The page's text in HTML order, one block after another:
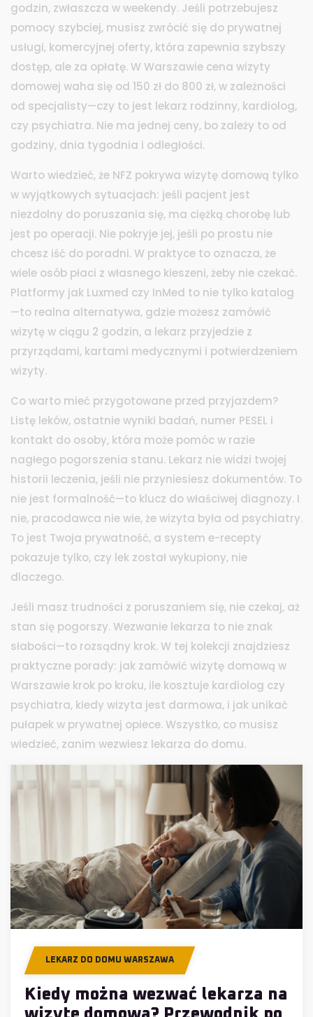
godzin, zwłaszcza w weekendy. Jeśli potrzebujesz
pomocy szybciej, musisz zwrócić się do prywatnej
usługi, komercyjnej oferty, która zapewnia szybszy
dostęp, ale za opłatę. W Warszawie cena wizyty
domowej waha się od 150 zł do 800 zł, w zależności
od specjalisty—czy to jest lekarz rodzinny, kardiolog,
czy psychiatra. Nie ma jednej ceny, bo zależy to od
godziny, dnia tygodnia i odległości.
Warto wiedzieć, że NFZ pokrywa wizytę domową tylko
w wyjątkowych sytuacjach: jeśli pacjent jest
niezdolny do poruszania się, ma ciężką chorobę lub
jest po operacji. Nie pokryje jej, jeśli po prostu nie
chcesz iść do poradni. W praktyce to oznacza, że
wiele osób płaci z własnego kieszeni, żeby nie czekać.
Platformy jak Luxmed czy InMed to nie tylko katalog
—to realna alternatywa, gdzie możesz zamówić
wizytę w ciągu 2 godzin, a lekarz przyjedzie z
przyrządami, kartami medycznymi i potwierdzeniem
wizyty.
Co warto mieć przygotowane przed przyjazdem?
Listę leków, ostatnie wyniki badań, numer PESEL i
kontakt do osoby, która może pomóc w razie
nagłego pogorszenia stanu. Lekarz nie widzi twojej
historii leczenia, jeśli nie przyniesiesz dokumentów. To
nie jest formalność—to klucz do właściwej diagnozy. I
nie, pracodawca nie wie, że wizyta była od psychiatry.
To jest Twoja prywatność, a system e-recepty
pokazuje tylko, czy lek został wykupiony, nie
dlaczego.
Jeśli masz trudności z poruszaniem się, nie czekaj, aż
stan się pogorszy. Wezwanie lekarza to nie znak
słabości—to rozsądny krok. W tej kolekcji znajdziesz
praktyczne porady: jak zamówić wizytę domową w
Warszawie krok po kroku, ile kosztuje kardiolog czy
psychiatra, kiedy wizyta jest darmowa, i jak unikać
pułapek w prywatnej opiece. Wszystko, co musisz
wiedzieć, zanim wezwiesz lekarza do domu.
LEKARZ DO DOMU WARSZAWA
Kiedy można wezwać lekarza na